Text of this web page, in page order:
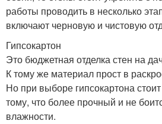
работы проводить в несколько
включают черновую и чистовую
Гипсокартон
Это бюджетная отделка стен на
К тому же материал прост в
Но при выборе гипсокартона
тому, что более прочный и не
влажности.